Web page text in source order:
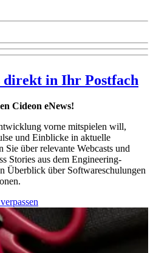
direkt in Ihr Postfach
Cideon eNews!
vorne mitspielen will,
und Einblicke in aktuelle
über relevante Webcasts und
Stories aus dem Engineering-
Überblick über Softwareschulungen